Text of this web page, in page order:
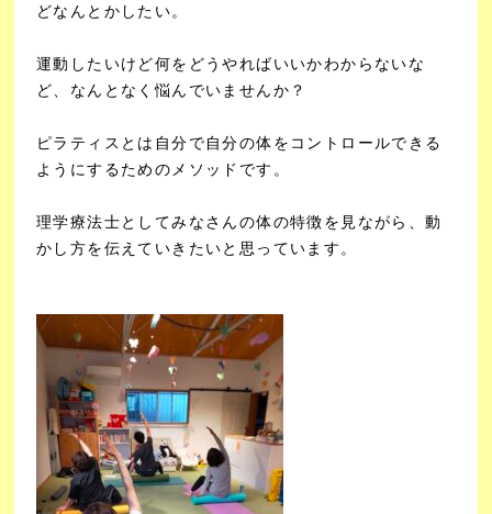
どなんとかしたい。
運動したいけど何をどうやればいいかわからないな
ど、なんとなく悩んでいませんか？
ピラティスとは自分で自分の体をコントロールできる
ようにするためのメソッドです。
理学療法士としてみなさんの体の特徴を見ながら、動
かし方を伝えていきたいと思っています。